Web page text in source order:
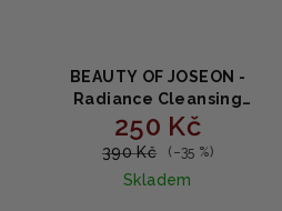
BEAUTY OF JOSEON -
Radiance Cleansing
balzám 100 ml
250 Kč
390 Kč (–35 %)
Skladem